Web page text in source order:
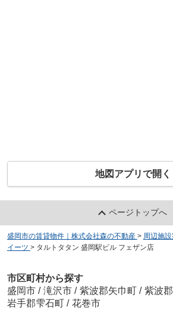
地図アプリで開く
ページトップへ
盛岡市の賃貸物件｜株式会社森の不動産 > 周辺施
イーツ > タルトタタン 盛岡駅ビル フェザン店
市区町村から探す
盛岡市 / 滝沢市 / 紫波郡矢巾町 / 紫波
岩手郡雫石町 / 花巻市